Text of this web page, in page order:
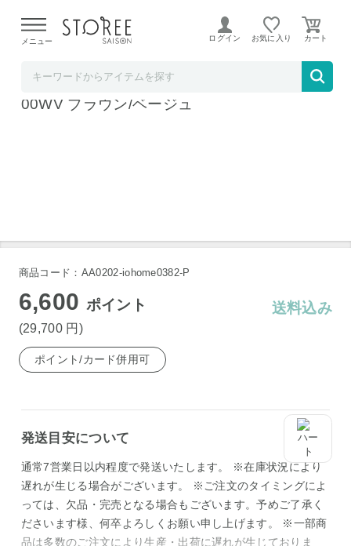
よる配送遅延が発生しております。
メニュー ログイン お気に入り
アイリスオーヤマ ウッディロッカー WDL-15
00WV ブラウン/ベージュ
商品コード：AA0202-iohome0382-P
6,600 ポイント
(29,700 円 )
送料込み
ポイント/カード併用可
発送目安について
通常7営業日以内程度で発送いたします。 ※在庫状況により
遅れが生じる場合がございます。 ※ご注文のタイミングによ
っては、欠品・完売となる場合もございます。予めご了承く
ださいます様、何卒よろしくお願い申し上げます。 ※一部商
品は多数のご注文により生産・出荷に遅れが生じておりま